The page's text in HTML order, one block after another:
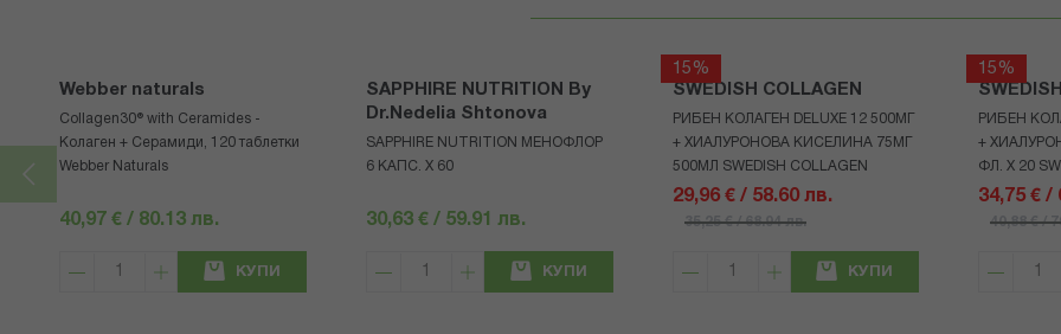
Webber naturals
Collagen30® with Ceramides -
Колаген + Серамиди, 120 таблетки
Webber Naturals
40,97 € / 80.13 лв.
КУПИ
SAPPHIRE NUTRITION By
Dr.Nedelia Shtonova
SAPPHIRE NUTRITION МЕНОФЛОР
6 КАПС. X 60
30,63 € / 59.91 лв.
КУПИ
15%
SWEDISH COLLAGEN
РИБЕН КОЛАГЕН DELUXE 12 500МГ
+ ХИАЛУРОНОВА КИСЕЛИНА 75МГ
500МЛ SWEDISH COLLAGEN
29,96 € / 58.60 лв.
35,25 € / 68.94 лв.
КУПИ
15%
РИБЕН
+
ФЛ. X 20
34,75 € /
40,88 € /